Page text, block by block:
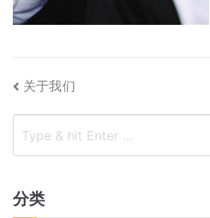
文
章
导
航
关于我们
分类